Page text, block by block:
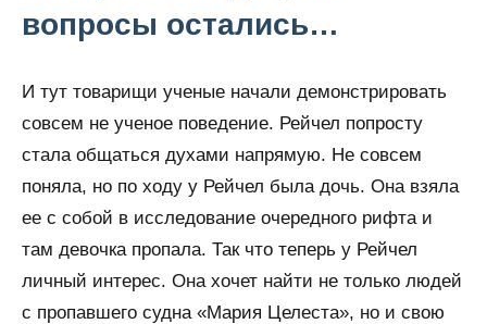
вопросы остались…
И тут товарищи ученые начали демонстрировать
совсем не ученое поведение. Рейчел попросту
стала общаться духами напрямую. Не совсем
поняла, но по ходу у Рейчел была дочь. Она взяла
ее с собой в исследование очередного рифта и
там девочка пропала. Так что теперь у Рейчел
личный интерес. Она хочет найти не только людей
с пропавшего судна «Мария Целеста», но и свою